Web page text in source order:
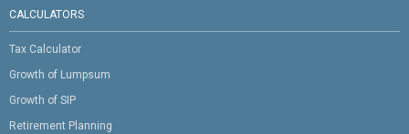
CALCULATORS
Tax Calculator
Growth of Lumpsum
Growth of SIP
Retirement Planning